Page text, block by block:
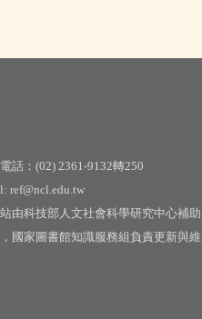
話：(02) 2361-9132轉250
ref@ncl.edu.tw
由科技部人文社會科學研究中心補助
國家圖書館知識服務組負責更新與維